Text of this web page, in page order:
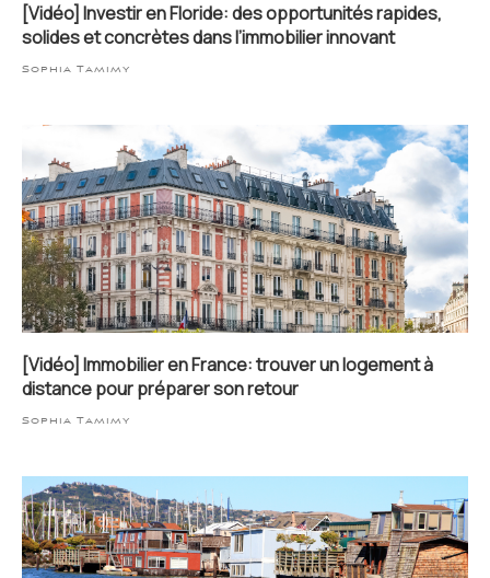
[Vidéo] Investir en Floride: des opportunités rapides,
solides et concrètes dans l’immobilier innovant
Sophia Tamimy
[Vidéo] Immobilier en France: trouver un logement à
distance pour préparer son retour
Sophia Tamimy